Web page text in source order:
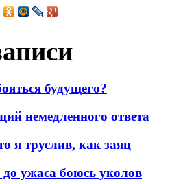
будущего?
немедленного ответа
я труслив, как заяц
ужаса боюсь уколов